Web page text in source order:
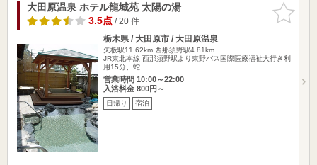
お気に入
りに追加
大田原温泉 ホテル龍城苑 太陽の湯
3.5点/ 20 件
栃木県 / 大田原市 / 大田原温泉
矢板駅11.62km 西那須野駅4.81km
JR東北本線 西那須野駅より東野バス国際医療福祉大行き利
用15分、蛇…
営業時間 10:00～22:00
入浴料金 800円～
日帰り 宿泊